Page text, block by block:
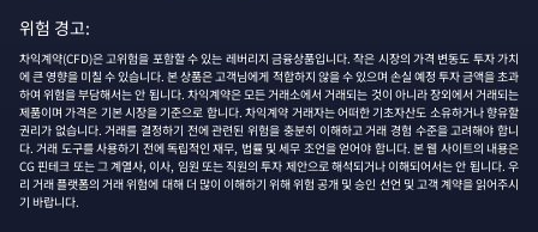
위험 경고:
차익계약(CFD)은 고위험을 포함할 수 있는 레버리지 금융상품입니다. 작은 시장의 가격 변동도 투자 가치
에 큰 영향을 미칠 수 있습니다. 본 상품은 고객님에게 적합하지 않을 수 있으며 손실 예정 투자 금액을 초과
하여 위험을 부담해서는 안 됩니다. 차익계약은 모든 거래소에서 거래되는 것이 아니라 장외에서 거래되는
제품이며 가격은 기본 시장을 기준으로 합니다. 차익계약 거래자는 어떠한 기초자산도 소유하거나 향유할
권리가 없습니다. 거래를 결정하기 전에 관련된 위험을 충분히 이해하고 거래 경험 수준을 고려해야 합니
다. 거래 도구를 사용하기 전에 독립적인 재무, 법률 및 세무 조언을 얻어야 합니다. 본 웹 사이트의 내용은
CG 핀테크 또는 그 계열사, 이사, 임원 또는 직원의 투자 제안으로 해석되거나 이해되어서는 안 됩니다. 우
리 거래 플랫폼의 거래 위험에 대해 더 많이 이해하기 위해 위험 공개 및 승인 선언 및 고객 계약을 읽어주시
기 바랍니다.